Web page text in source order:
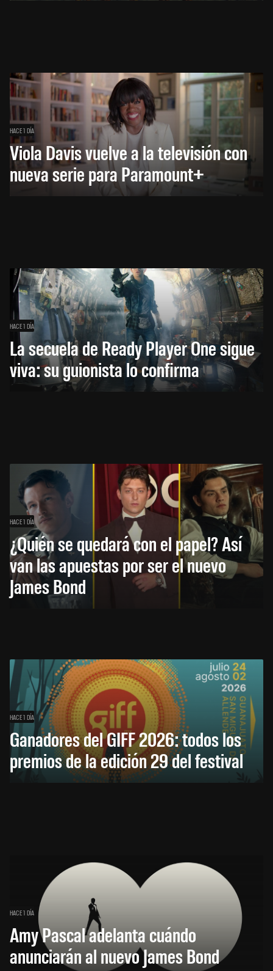
HACE 1 DÍA
Viola Davis vuelve a la televisión con
nueva serie para Paramount+
HACE 1 DÍA
La secuela de Ready Player One sigue
viva: su guionista lo confirma
HACE 1 DÍA
¿Quién se quedará con el papel? Así
van las apuestas por ser el nuevo
James Bond
HACE 1 DÍA
Ganadores del GIFF 2026: todos los
premios de la edición 29 del festival
HACE 1 DÍA
Amy Pascal adelanta cuándo
anunciarán al nuevo James Bond